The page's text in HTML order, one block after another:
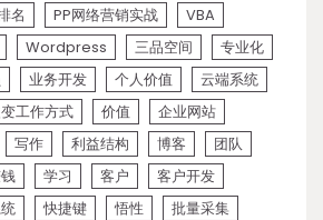
名 PP网络营销实战
VBA
Wordpress 三品空间
专业化
业务开发 个人价值
云端系统
工作方式 价值
企业网站
写作 利益结构 博客
团队
学习 客户
客户开发
快捷键 悟性
批量采集